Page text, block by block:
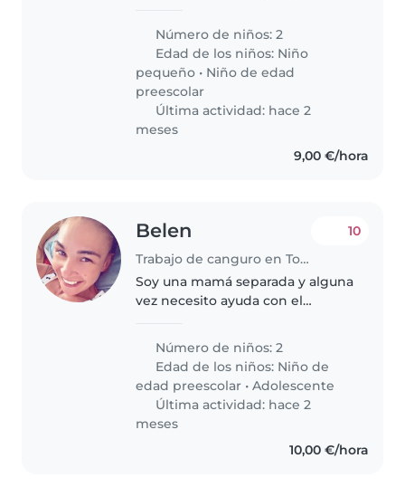
una en edad preescolar y una en
edad de guardería. Nuestros
hijas son curiosos, creativos..
Número de niños: 2
Edad de los niños: Niño
pequeño • Niño de edad
preescolar
Última actividad: hace 2
meses
9,00 €/hora
Belen
Trabajo de canguro en Torrevieja
10
Soy una mamá separada y alguna
vez necesito ayuda con el
Número de niños: 2
Edad de los niños: Niño de
edad preescolar •Adolescente
Última actividad: hace 2
meses
10,00 €/hora